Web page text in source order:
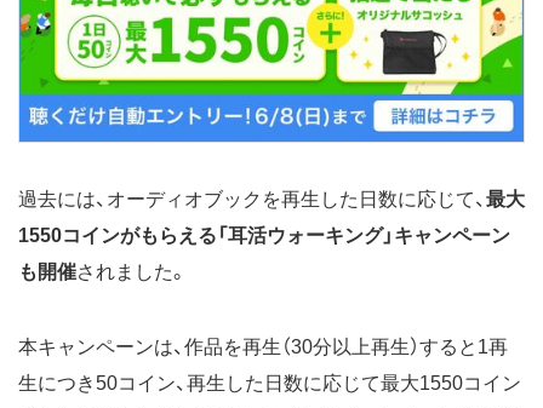
過去には、オーディオブックを再生した日数に応じて、 最大
1550コインがもらえる「耳活ウォーキング」キャンペーン
も開催されました。
本キャンペーンは、作品を再生（30分以上再生）すると1再
生につき50コイン、再生した日数に応じて最大1550コイン